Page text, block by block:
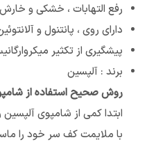
رفع التهابات ، خشکی و
دارای روی ، پانتنول و
پیشگیری از تکثیر
برند : آلپسین
روش صحیح استفاده از
ابتدا کمی از شامپوی
با ملایمت کف سر خود را